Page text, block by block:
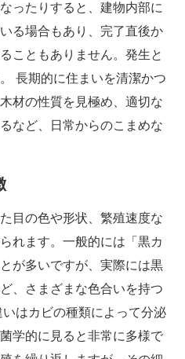
ったりすると、建物内部に
る場合もあり、完了直後か
こともありません。発生と
長期的に住まいを清潔かつ
材の性質を見極め、適切な
など、日常からのこまめな
目の色や形状、繁殖速度な
れます。一般的には「黒カ
が多いですが、実際には黒
、さまざまな色合いを持つ
はカビの種類によって分泌
学的に見ると非常に多様で